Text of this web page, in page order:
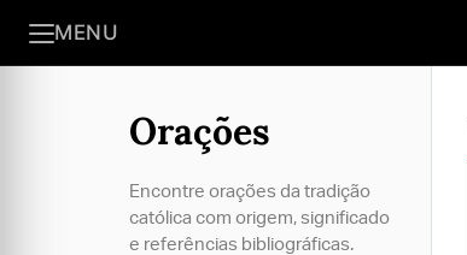
MENU
Orações
Encontre orações da tradição
católica com origem, significado
e referências bibliográficas.